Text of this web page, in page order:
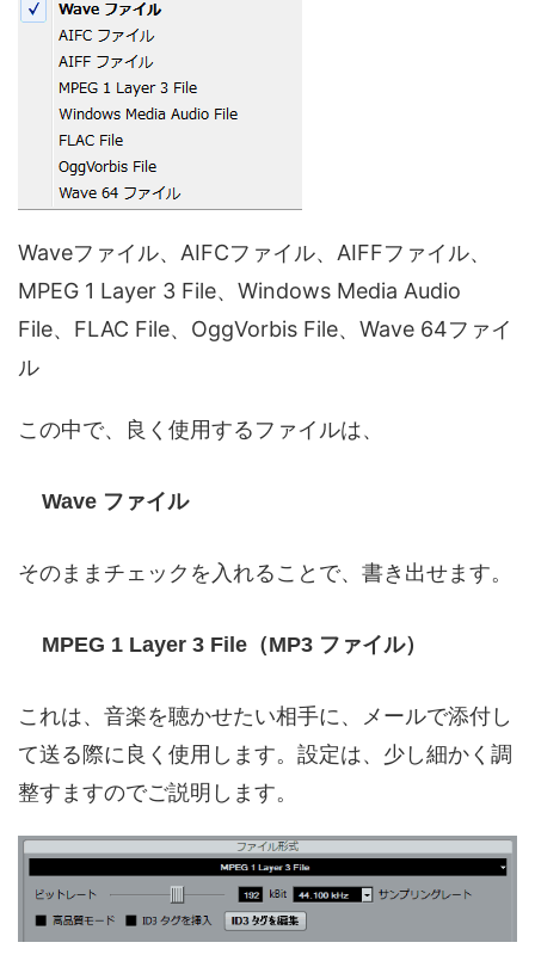
Waveファイル、AIFCファイル、AIFFファイル、
MPEG 1 Layer 3 File、Windows Media Audio
File、FLAC File、OggVorbis File、Wave 64ファイ
ル
この中で、良く使用するファイルは、
Wave ファイル
そのままチェックを入れることで、書き出せます。
MPEG 1 Layer 3 File（MP3 ファイル）
これは、音楽を聴かせたい相手に、メールで添付し
て送る際に良く使用します。設定は、少し細かく調
整すますのでご説明します。